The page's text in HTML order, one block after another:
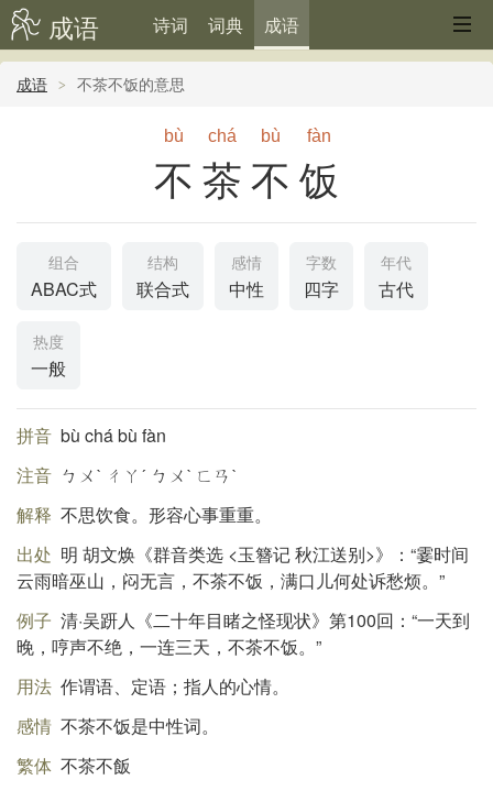
成语 诗词 词典 成语
成语 不茶不饭的意思
bù chá bù fàn
不茶不饭
组合
ABAC式
结构
联合式
感情
中性
字数
四字
年代
古代
热度
一般
拼音 bù chá bù fàn
注音 ㄅㄨˋ ㄔㄚˊ ㄅㄨˋ ㄈㄢˋ
解释 不思饮食。形容心事重重。
出处 明 胡文焕《群音类选 <玉簪记 秋江送别>》：“霎时间
云雨暗巫山，闷无言，不茶不饭，满口儿何处诉愁烦。”
例子 清·吴趼人《二十年目睹之怪现状》第100回：“一天到
晚，哼声不绝，一连三天，不茶不饭。”
用法 作谓语、定语；指人的心情。
感情 不茶不饭是中性词。
繁体 不茶不飯